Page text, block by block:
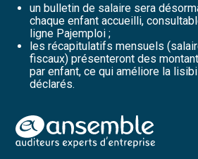
Aller
au
un bulletin de salaire sera
chaque enfant accueilli,
ligne Pajemploi ;
les récapitulatifs mensuels
fiscaux) présenteront des
par enfant, ce qui améliore la
déclarés.
dans l’espace numérique Pajemploi
les employeurs et les salariés dans